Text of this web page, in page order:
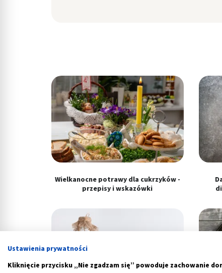
Wielkanocne potrawy dla cukrzyków -
przepisy i wskazówki
Ustawienia prywatności
Kliknięcie przycisku „Nie zgadzam się” powoduje zachowanie